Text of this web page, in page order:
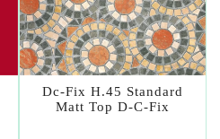
Dc-Fix H.45 Standard
Matt Top D-C-Fix